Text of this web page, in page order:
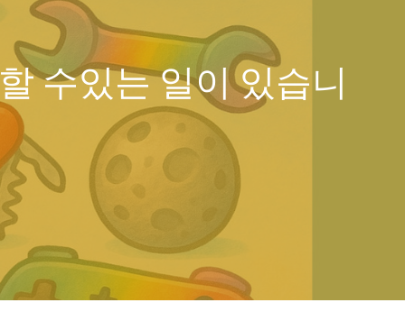
수있는 일이 있습니